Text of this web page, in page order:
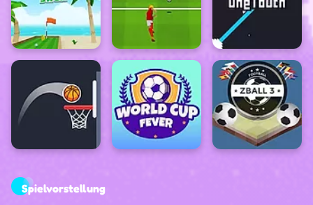
Spielvorstellung